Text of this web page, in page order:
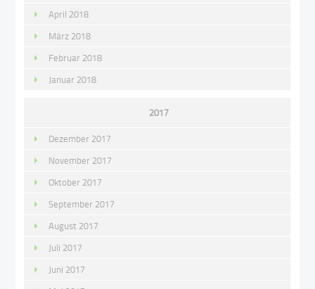
April 2018
März 2018
Februar 2018
Januar 2018
2017
Dezember 2017
November 2017
Oktober 2017
September 2017
August 2017
Juli 2017
Juni 2017